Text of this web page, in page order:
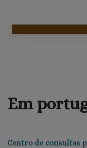
Em
Centro de consultas